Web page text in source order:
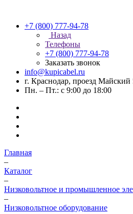
+7 (800) 777-94-78
Назад
Телефоны
+7 (800) 777-94-78
Заказать звонок
info@kupicabel.ru
г. Краснодар, проезд Майский
Пн. – Пт.: с 9:00 до 18:00
Главная
–
Каталог
–
Низковольтное и промышленное
–
Низковольтное оборудование